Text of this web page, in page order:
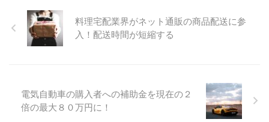
料理宅配業界がネット通販の商品配送に参
入！配送時間が短縮する
電気自動車の購入者への補助金を現在の２
倍の最大８０万円に！